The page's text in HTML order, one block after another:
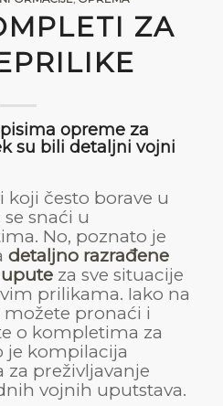
ZA
opreme za
su bili detaljni vojni
koji često borave u
snaći u
No, poznato je
detaljno razrađene
za sve situacije
prilikama. Iako na
pronaći i
o kompletima za
je kompilacija
preživljavanje
vojnih uputstava.